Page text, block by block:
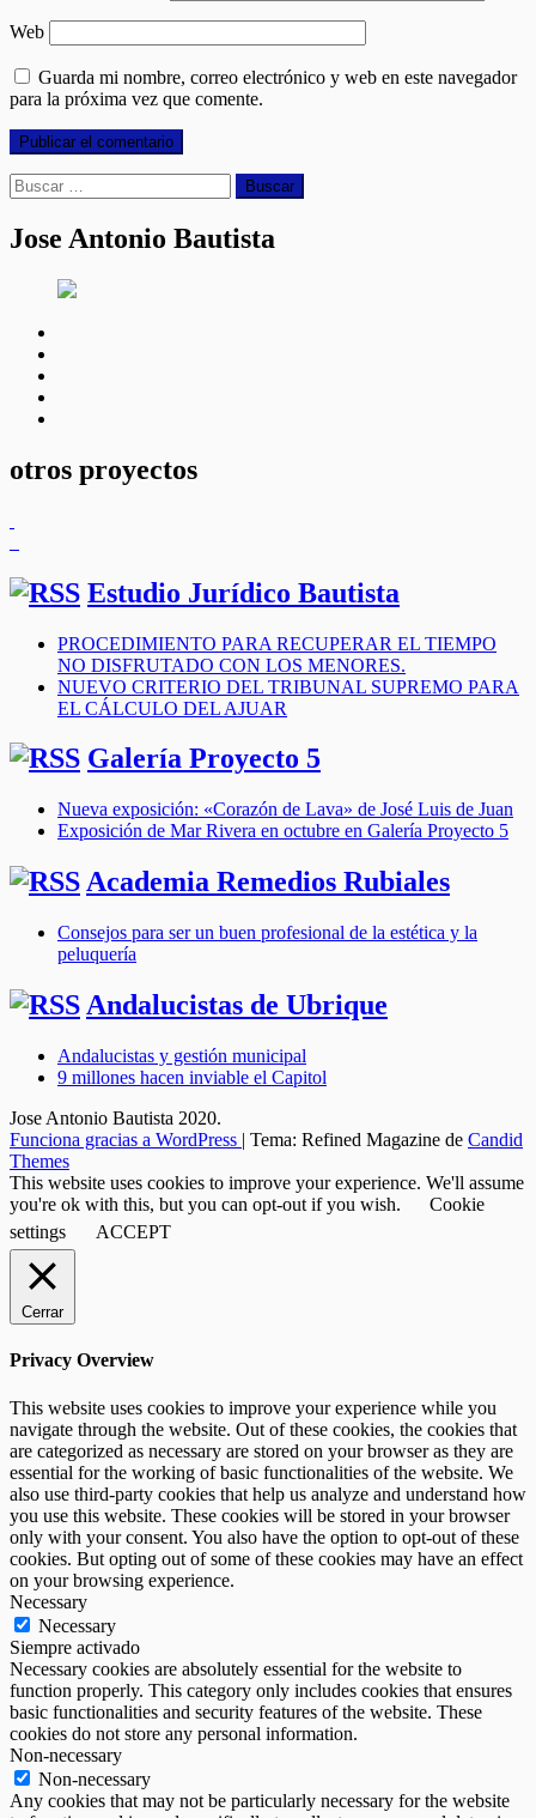
Web
Guarda mi nombre, correo electrónico y web en este navegador
para la próxima vez que comente.
Buscar:
Jose Antonio Bautista
otros proyectos
Estudio Jurídico Bautista
PROCEDIMIENTO PARA RECUPERAR EL TIEMPO
NO DISFRUTADO CON LOS MENORES.
NUEVO CRITERIO DEL TRIBUNAL SUPREMO PARA
EL CÁLCULO DEL AJUAR
Galería Proyecto 5
Nueva exposición: «Corazón de Lava» de José Luis de Juan
Exposición de Mar Rivera en octubre en Galería Proyecto 5
Academia Remedios Rubiales
Consejos para ser un buen profesional de la estética y la
peluquería
Andalucistas de Ubrique
Andalucistas y gestión municipal
9 millones hacen inviable el Capitol
Jose Antonio Bautista 2020.
Funciona gracias a WordPress | Tema: Refined Magazine de Candid
Themes
This website uses cookies to improve your experience. We'll assume
you're ok with this, but you can opt-out if you wish.
Cookie
settings
ACCEPT
Cerrar
Privacy Overview
This website uses cookies to improve your experience while you
navigate through the website. Out of these cookies, the cookies that
are categorized as necessary are stored on your browser as they are
essential for the working of basic functionalities of the website. We
also use third-party cookies that help us analyze and understand how
you use this website. These cookies will be stored in your browser
only with your consent. You also have the option to opt-out of these
cookies. But opting out of some of these cookies may have an effect
on your browsing experience.
Necessary
Necessary
Siempre activado
Necessary cookies are absolutely essential for the website to
function properly. This category only includes cookies that ensures
basic functionalities and security features of the website. These
cookies do not store any personal information.
Non-necessary
Non-necessary
Any cookies that may not be particularly necessary for the website